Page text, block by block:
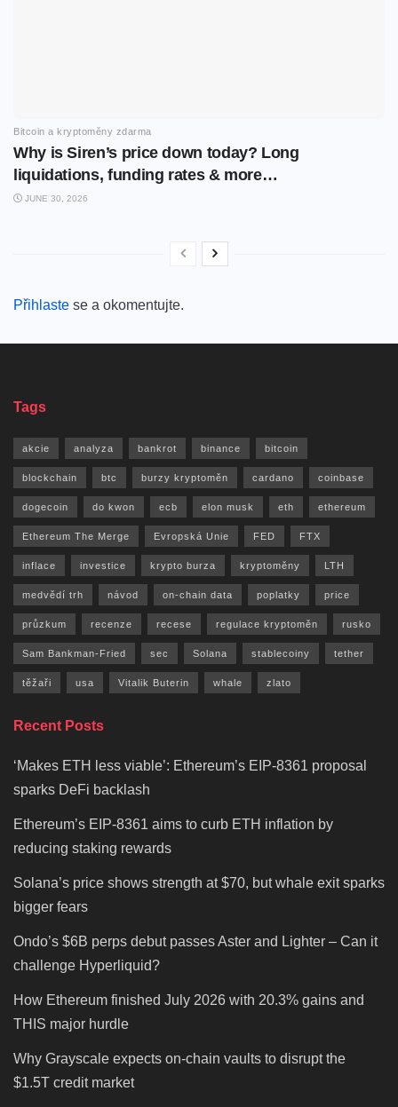
Bitcoin a kryptoměny zdarma
Why is Siren’s price down today? Long
liquidations, funding rates & more…
JUNE 30, 2026
Přihlaste se a okomentujte.
Tags
akcie analyza bankrot binance bitcoin
blockchain btc burzy kryptoměn cardano coinbase
dogecoin do kwon ecb elon musk eth ethereum
Ethereum The Merge Evropská Unie FED FTX
inflace investice krypto burza kryptoměny LTH
medvědí trh návod on-chain data poplatky price
průzkum recenze recese regulace kryptoměn rusko
Sam Bankman-Fried sec Solana stablecoiny tether
těžaři usa Vitalik Buterin whale zlato
Recent Posts
‘Makes ETH less viable’: Ethereum’s EIP-8361 proposal
sparks DeFi backlash
Ethereum’s EIP-8361 aims to curb ETH inflation by
reducing staking rewards
Solana’s price shows strength at $70, but whale exit sparks
bigger fears
Ondo’s $6B perps debut passes Aster and Lighter – Can it
challenge Hyperliquid?
How Ethereum finished July 2026 with 20.3% gains and
THIS major hurdle
Why Grayscale expects on-chain vaults to disrupt the
$1.5T credit market